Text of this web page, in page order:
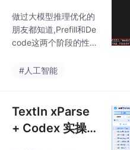
外蹦——每次只生成一
个token,一直重复到结
束。这个过程主要瓶颈
访存密集型任务。两个
完整流程
做过大模型推理优化的
朋友都知道,Prefill和De
code这两个阶段的性质
像是读完整本书做笔记
状态,同时生成KV Cach
e。这个过程计算量大,
吃算力。Decode阶段
#人工智能
TextIn xParse
+ Codex 实操：